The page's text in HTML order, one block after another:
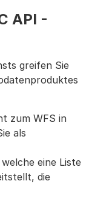
API -
greifen Sie
zum WFS in
als
eine Liste
die